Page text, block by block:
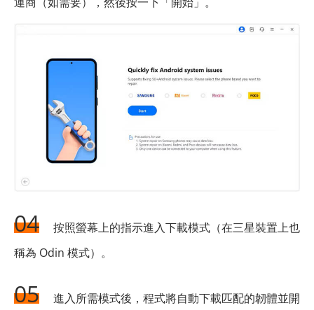
04
按照螢幕上的指示進入下載模式（在三星裝置上也
稱為 Odin 模式）。
05
進入所需模式後，程式將自動下載匹配的韌體並開